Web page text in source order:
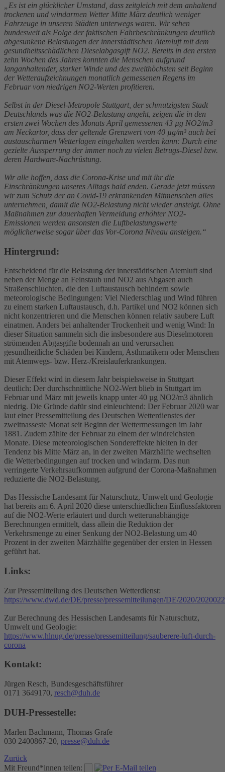
„Es ist ein glücklicher Umstand, dass zeitgleich mit dem anhaltend
trockenen und windarmen Wetter Mitte März deutlich weniger
Fahrzeuge in unseren Städten unterwegs waren. Wir sehen
bundesweit als Folge der faktischen Fahrbeschränkungen deutlich
abgesunkene Belastungen der innerstädtischen Atemluft mit dem
gesundheitsschädlichen Dieselabgasgift NO2. Bereits in den ersten
zehn Wochen des Jahres konnten die Menschen aufgrund
langanhaltender, starker Winde und des zweithöchsten seit Beginn
der Wetteraufzeichnungen monatlich gemessenen Regens im
Februar von niedrigen NO2-Werten profitieren.
Selbst in der Diesel-Metropole Stuttgart, der schmutzigsten Stadt
Deutschlands was die NO2-Belastung angeht, zeigen die in den
ersten zwei Wochen des Monats April gemessenen 43 µg NO2/m3
am Neckartor, dass der geltende Grenzwert von 40 µg/m³ auch bei
austauscharmen Wetterlagen eingehalten werden kann: Durch eine
gezielte Aussperrung der immer noch zu vielen Betrugs-Diesel bzw.
deren Hardware-Nachrüstung.
Wir alle hoffen, dass die Corona-Krise und mit ihr die
Einschränkungen unseres Alltags bald enden. Gerade jetzt müssen
wir zum Schutz der an Covid-19 erkrankenden Mitmenschen alles
unternehmen, damit die NO2-Belastung nicht wieder ansteigt. Ohne
Maßnahmen zur dauerhaften Vermeidung erhöhter NO2-
Emissionen werden ansonsten die Luftbelastungswerte
möglicherweise sogar über das Vor-Corona Niveau ansteigen.“
Hintergrund:
Entscheidend für die Belastung der innerstädtischen Atemluft sind
neben der Menge an Feinstaub und NO2 aus Abgasen auch
Straßenschluchten, die den Luftaustausch behindern sowie
meteorologische Bedingungen: Viel Niederschlag und Wind führen
zu einem starken Luftaustausch, d.h. Partikel und NO2 können sich
nicht konzentrieren und die Menschen können relativ saubere Luft
einatmen. Anders bei anhaltender Trockenheit und wenig Wind: In
dieser Situation sammeln sich die insbesondere aus Dieselmotoren
strömenden Abgasgifte bodennah an und verursachen
gesundheitliche Schäden bei Kindern, Asthmatikern oder Menschen
mit Atemwegs- bzw. Herz-/Kreislauferkrankungen.
Dieser Effekt wird in diesem Jahr beispielsweise in Stuttgart
deutlich: Der durchschnittliche NO2-Wert blieb in Stuttgart im
Februar und März mit jeweils knapp unter 40 µg NO2/m3 ähnlich
niedrig. Die Gründe dafür sind einleuchtend: Der Februar 2020 war
laut einer Pressemitteilung des Deutschen Wetterdienstes der
zweitnasseste Monat seit Beginn der Wettermessungen im Jahr
1881. Zudem zählte der Februar zu einem der windreichsten
Monate. Diese meteorologischen Sondereffekte hielten in der
Tendenz bis Mitte März an, in der zweiten Märzhälfte wechselten
die Wetterbedingungen auf trocken und windarm. Das nun
verringerte Verkehrsaufkommen aufgrund der Corona-Maßnahmen
reduzierte die NO2-Belastung.
Das Hessische Landesamt für Naturschutz, Umwelt und Geologie
hat bereits am 6. April 2020 diese unterschiedlichen Einflussfaktoren
auf die NO2-Werte erläutert und durch wetterunabhängige
Berechnungen ermittelt, dass allein die Reduktion der
Verkehrsmenge zu einer Senkung der NO2-Belastung um 40
Prozent in der zweiten Märzhälfte gegenüber der ersten in Hessen
geführt hat.
Links:
Zur Pressemitteilung des Deutschen Wetterdienst:
https://www.dwd.de/DE/presse/pressemitteilungen/DE/2020/
Zur Berechnung des Hessischen Landesamts für Naturschutz,
Umwelt und Geologie:
https://www.hlnug.de/presse/pressemitteilung/sauberere-luft-durch-
corona
Kontakt:
Jürgen Resch, Bundesgeschäftsführer
0171 3649170, resch@duh.de
DUH-Pressestelle:
Marlen Bachmann, Thomas Grafe
030 2400867-20, presse@duh.de
Zurück
Mit Freund*innen teilen: